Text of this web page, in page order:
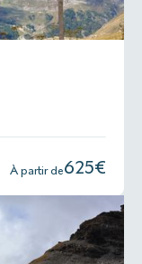
À partir de625€